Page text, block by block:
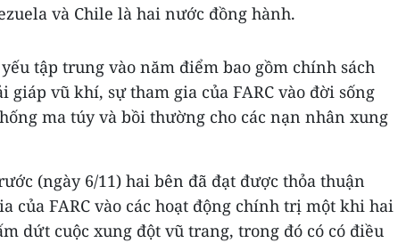
và Chile là hai nước đồng hành.
tập trung vào năm điểm bao gồm chính sách
vũ khí, sự tham gia của FARC vào đời sống
ma túy và bồi thường cho các nạn nhân xung
(ngày 6/11) hai bên đã đạt được thỏa thuận
của FARC vào các hoạt động chính trị một khi hai
dứt cuộc xung đột vũ trang, trong đó có có điều